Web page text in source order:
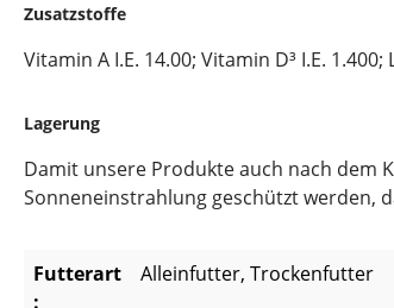
Zusatzstoffe
Vitamin A I.E. 14.00; Vitamin D³ I.E.
Lagerung
Damit unsere Produkte auch nach dem
Sonneneinstrahlung geschützt werden,
Futterart
:
Alleinfutter, Trockenfutter